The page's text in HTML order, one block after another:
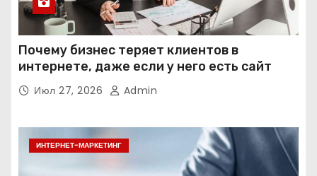
Почему бизнес теряет клиентов в
интернете, даже если у него есть сайт
Июл 27, 2026 Admin
ИНТЕРНЕТ-МАРКЕТИНГ